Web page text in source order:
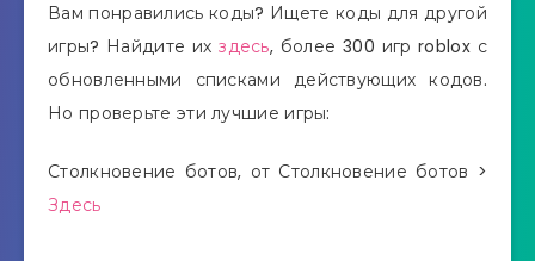
Вам понравились коды? Ищете коды для другой
игры? Найдите ихздесь, более 300 игр roblox с
обновленными списками действующих кодов.
Но проверьте эти лучшие игры:
Столкновение ботов, от Столкновение ботов >
Здесь